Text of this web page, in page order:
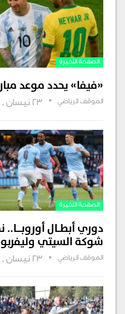
الصفحة الأخيرة
«فيفا» يحدد موعد
الموقف الرياضي 23 نيسان , 2022
الصفحة الأخيرة
دوري أبطــال
شوكة السيتي
الموقف الرياضي 23 نيسان , 2022